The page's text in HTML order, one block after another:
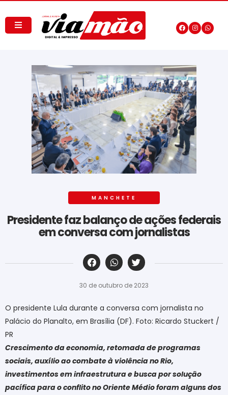
MANCHETE
Presidente faz balanço de ações federais
em conversa com jornalistas
‎ ‎ ‎ ‎ ‎ ‎ ‎ ‎ ‎ ‎ ‎ ‎ ‎ ‎ ‎ ‎ ‎ ‎ ‎ ‎ ‎ ‎ ‎ ‎ ‎ ‎ ‎ ‎ ‎ ‎ ‎
30 de outubro de 2023
O presidente Lula durante a conversa com jornalista no
Palácio do Planalto, em Brasília (DF). Foto: Ricardo Stuckert /
PR
Crescimento da economia, retomada de programas
sociais, auxílio ao combate à violência no Rio,
investimentos em infraestrutura e busca por solução
pacífica para o conflito no Oriente Médio foram alguns dos